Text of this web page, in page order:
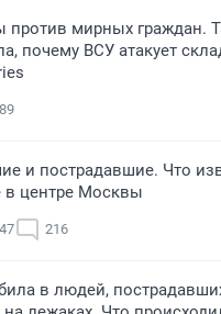
против мирных граждан.
почему ВСУ атакует
и пострадавшие. Что
в центре Москвы
216
в людей,